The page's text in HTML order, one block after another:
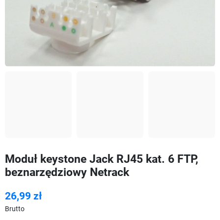
Moduł keystone Jack RJ45 kat. 6 FTP,
beznarzędziowy Netrack
26,99 zł
Brutto